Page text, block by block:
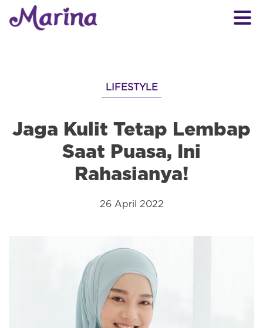
LIFESTYLE
Jaga Kulit Tetap Lembap
Saat Puasa, Ini
Rahasianya!
26 April 2022